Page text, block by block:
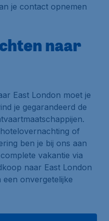
je contact opnemen
naar
East London moet je
je gegarandeerd de
of
ben je bij ons aan
vakantie via
naar East London
onvergetelijke